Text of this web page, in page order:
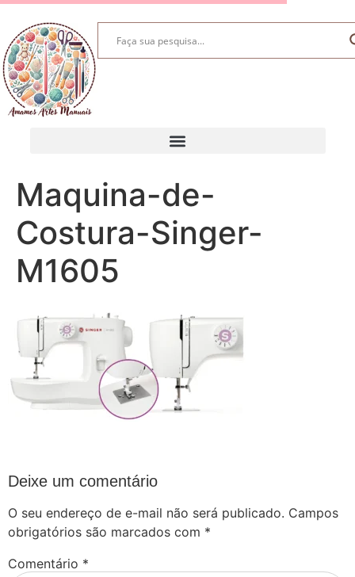
Maquina-de-
Costura-Singer-
M1605
Deixe um comentário
O seu endereço de e-mail não será publicado. Campos
obrigatórios são marcados com *
Comentário *